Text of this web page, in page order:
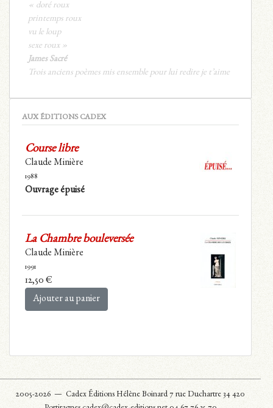
« doré roux
printemps roux
vu le loup
sexe roux »
James Sacré
Trois anciens poèmes mis ensemble pour lui redire je t’aime
AUX ÉDITIONS CADEX
Course libre
Claude Minière
1988
Ouvrage épuisé
La Chambre bouleversée
Claude Minière
1991
12,50 €
Ajouter au panier
2005-2026 — Cadex Éditions Hélène Boinard 7 rue Duchartre 34 420